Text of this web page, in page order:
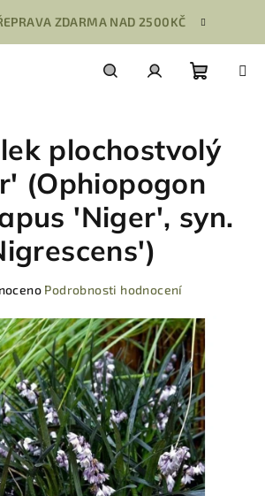
ZDARMA NAD 2500KČ
košík
plochostvolý
(Ophiopogon
'Niger', syn.
Podrobnosti hodnocení